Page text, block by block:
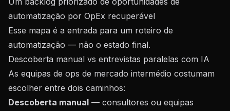
automatização por OpEx recuperável
Esse mapa é a entrada para um roteiro de
automatização — não o estado final.
Descoberta manual vs entrevistas paralelas com IA
As equipas de ops de mercado intermédio costumam
escolher entre dois caminhos:
Descoberta manual — consultores ou equipas